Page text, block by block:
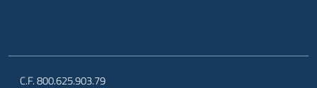
C.F. 800.625.903.79